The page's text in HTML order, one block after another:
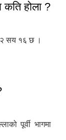
होला ?
२ सय १६ छ ।
पूर्वी भागमा